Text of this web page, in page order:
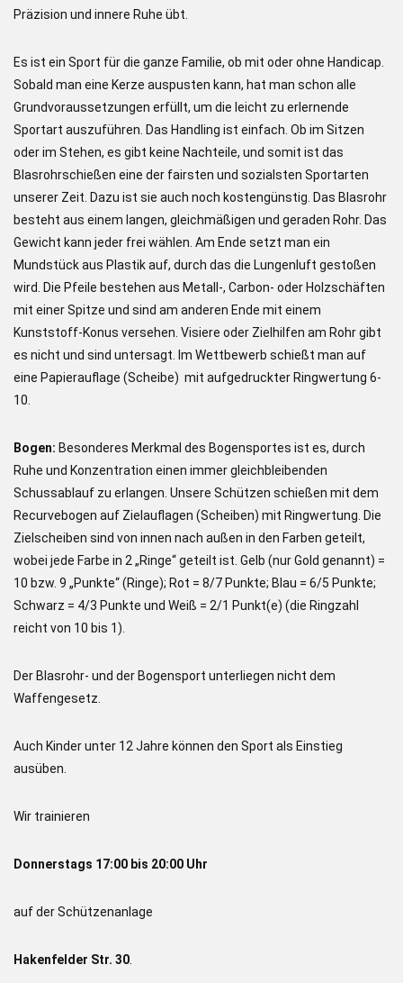
Präzision und innere Ruhe übt.
Es ist ein Sport für die ganze Familie, ob mit oder ohne Handicap.
Sobald man eine Kerze auspusten kann, hat man schon alle
Grundvoraussetzungen erfüllt, um die leicht zu erlernende
Sportart auszuführen. Das Handling ist einfach. Ob im Sitzen
oder im Stehen, es gibt keine Nachteile, und somit ist das
Blasrohrschießen eine der fairsten und sozialsten Sportarten
unserer Zeit. Dazu ist sie auch noch kostengünstig. Das Blasrohr
besteht aus einem langen, gleichmäßigen und geraden Rohr. Das
Gewicht kann jeder frei wählen. Am Ende setzt man ein
Mundstück aus Plastik auf, durch das die Lungenluft gestoßen
wird. Die Pfeile bestehen aus Metall-, Carbon- oder Holzschäften
mit einer Spitze und sind am anderen Ende mit einem
Kunststoff-Konus versehen. Visiere oder Zielhilfen am Rohr gibt
es nicht und sind untersagt. Im Wettbewerb schießt man auf
eine Papierauflage (Scheibe) mit aufgedruckter Ringwertung 6-
10.
Bogen: Besonderes Merkmal des Bogensportes ist es, durch
Ruhe und Konzentration einen immer gleichbleibenden
Schussablauf zu erlangen. Unsere Schützen schießen mit dem
Recurvebogen auf Zielauflagen (Scheiben) mit Ringwertung. Die
Zielscheiben sind von innen nach außen in den Farben geteilt,
wobei jede Farbe in 2 „Ringe“ geteilt ist. Gelb (nur Gold genannt) =
10 bzw. 9 „Punkte“ (Ringe); Rot = 8/7 Punkte; Blau = 6/5 Punkte;
Schwarz = 4/3 Punkte und Weiß = 2/1 Punkt(e) (die Ringzahl
reicht von 10 bis 1).
Der Blasrohr- und der Bogensport unterliegen nicht dem
Waffengesetz.
Auch Kinder unter 12 Jahre können den Sport als Einstieg
ausüben.
Wir trainieren
Donnerstags 17:00 bis 20:00 Uhr
auf der Schützenanlage
Hakenfelder Str. 30